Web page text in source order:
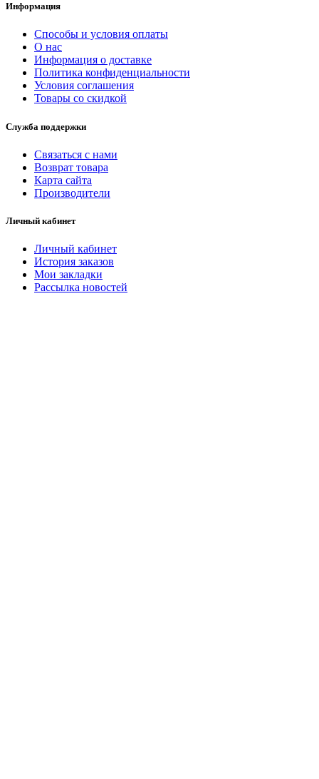
Информация
Способы и условия оплаты
О нас
Информация о доставке
Политика конфиденциальности
Условия соглашения
Товары со скидкой
Служба поддержки
Связаться с нами
Возврат товара
Карта сайта
Производители
Личный кабинет
Личный кабинет
История заказов
Мои закладки
Рассылка новостей